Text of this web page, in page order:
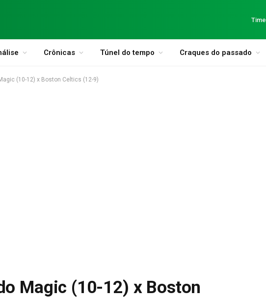
Time
Crônicas Túnel do tempo Craques do passado
(10-12) x Boston Celtics (12-9)
Magic (10-12) x Boston